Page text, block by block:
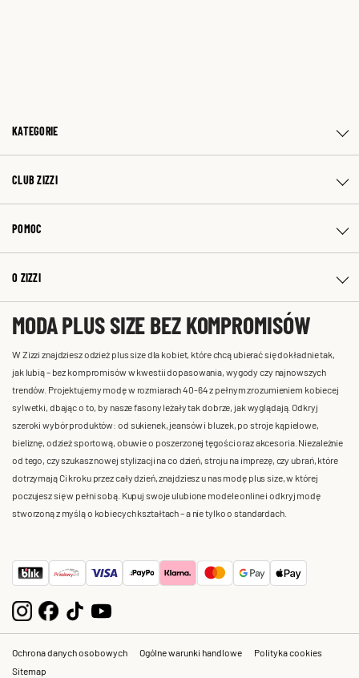
KATEGORIE
CLUB ZIZZI
POMOC
O ZIZZI
MODA PLUS SIZE BEZ KOMPROMISÓW
W Zizzi znajdziesz odzież plus size dla kobiet, które chcą ubierać się dokładnie tak,
jak lubią – bez kompromisów w kwestii dopasowania, wygody czy najnowszych
trendów. Projektujemy modę w rozmiarach 40-64 z pełnym zrozumieniem kobiecej
sylwetki, dbając o to, by nasze fasony leżały tak dobrze, jak wyglądają. Odkryj
szeroki wybór produktów: od sukienek, jeansów i bluzek, po stroje kąpielowe,
bieliznę, odzież sportową, obuwie o poszerzonej tęgości oraz akcesoria. Niezależnie
od tego, czy szukasz nowej stylizacji na co dzień, stroju na imprezę, czy ubrań, które
dotrzymają Ci kroku przez cały dzień, znajdziesz u nas modę plus size, w której
poczujesz się w pełni sobą. Kupuj swoje ulubione modele online i odkryj modę
stworzoną z myślą o kobiecych kształtach – a nie tylko o standardach.
Ochrona danych osobowych Ogólne warunki handlowe
Polityka cookies
Sitemap